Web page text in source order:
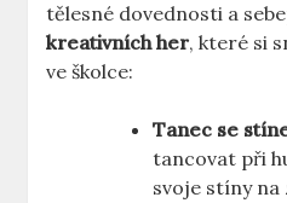
tělesné dovednosti a
kreativních her, které⁣ si
ve školce:
Tanec se
tancovat při
svoje⁣ stíny na